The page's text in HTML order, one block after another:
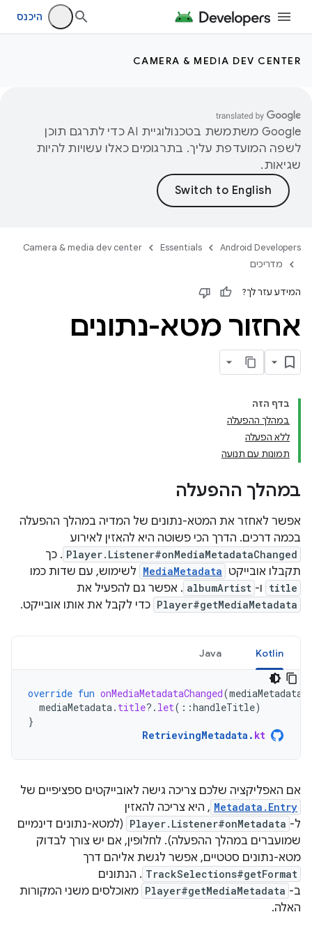
היכנס
CAMERA & MEDIA DEV CENTER
‫Google משתמשת בטכנולוגיית AI כדי לתרגם תוכן
לשפה המועדפת עליך. בתרגומים כאלו עשויות להיות
שגיאות.
Android Developers
Essentials
Camera & media dev center
מדריכים
המידע עזר לך?
אחזור מטא-נתונים
בדף הזה
במהלך ההפעלה
ללא הפעלה
תמונות עם תנועה
במהלך ההפעלה
אפשר לאחזר את המטא-נתונים של המדיה במהלך ההפעלה
בכמה דרכים. הדרך הכי פשוטה היא להאזין לאירוע
Player.Listener#onMediaMetadataChanged . כך
תקבלו אובייקט MediaMetadata לשימוש, עם שדות כמו
title ו- albumArtist . אפשר גם להפעיל את
Player#getMediaMetadata כדי לקבל את אותו אובייקט.
Kotlin
Java
override fun onMediaMetadataChanged(mediaMetadata
mediaMetadata. title?. let( ::handleTitle)
}
RetrievingMetadata . kt
אם האפליקציה שלכם צריכה גישה לאובייקטים ספציפיים של
Metadata.Entry , היא צריכה להאזין
ל- Player.Listener#onMetadata (למטא-נתונים דינמיים
שמועברים במהלך ההפעלה). לחלופין, אם יש צורך לבדוק
מטא-נתונים סטטיים, אפשר לגשת אליהם דרך
TrackSelections#getFormat . הנתונים
ב- Player#getMediaMetadata מאוכלסים משני המקורות
האלה.